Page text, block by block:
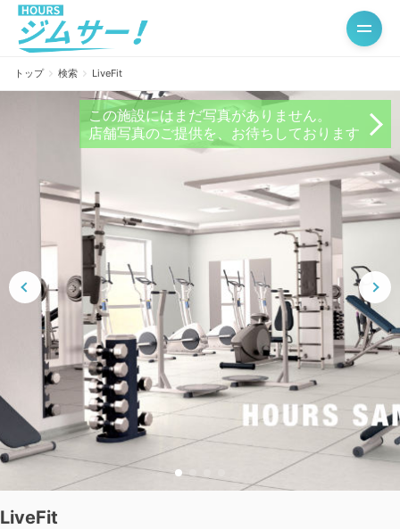
トップ 検索 LiveFit
この施設にはまだ写真がありません。
店舗写真のご提供を、お待ちしております
LiveFit